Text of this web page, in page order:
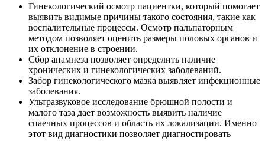
Гинекологический осмотр пациентки, который помогает
выявить видимые причины такого состояния, такие как
воспалительные процессы. Осмотр пальпаторным
методом позволяет оценить размеры половых органов и
их отклонение в строении.
Сбор анамнеза позволяет определить наличие
хронических и гинекологических заболеваний.
Забор гинекологического мазка выявляет инфекционные
заболевания.
Ультразвуковое исследование брюшной полости и
малого таза дает возможность выявить наличие
спаечных процессов и область их локализации. Именно
этот вид диагностики позволяет диагностировать